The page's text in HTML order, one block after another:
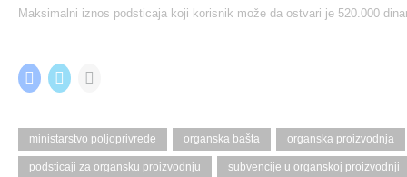
Maksimalni iznos podsticaja koji korisnik može da ostvari je 520.000
C
l
t
o
s
h
C
l
t
o
s
h
t
o
e
m
ministarstvo poljoprivrede organska bašta organska proizvodnja
podsticaji za organsku proizvodnju subvencije u organskoj proizvodnji